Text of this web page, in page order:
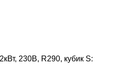
230В, R290, кубик S: